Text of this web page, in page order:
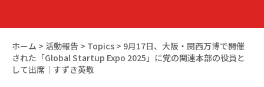
ホーム > 活動報告 > Topics > 9月17日、大阪・関西万博で開催
された「Global Startup Expo 2025」に党の関連本部の役員と
して出席｜すずき英敬